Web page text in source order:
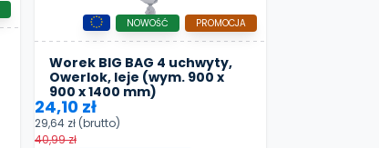
Worek BIG BAG 4 uchwyty,
Owerlok, leje (wym. 900 x
900 x 1400 mm)
NOWOŚĆ PROMOCJA
24,10 zł
29,64 zł (brutto)
40,99 zł